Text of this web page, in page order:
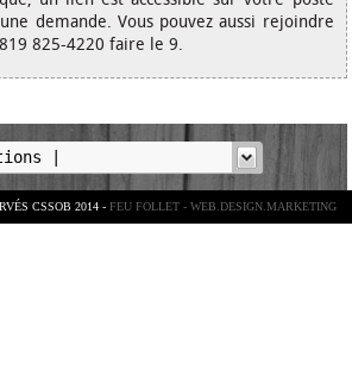
demande. Vous pouvez aussi rejoindre
825-4220 faire le 9.
CSSOB 2014 - FEU FOLLET - WEB.DESIGN.MARKETING